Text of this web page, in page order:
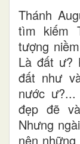
Thánh
tìm kiếm
tượng
Là đất ư?
đất như
nước
đẹp đẽ
Nhưng
nên